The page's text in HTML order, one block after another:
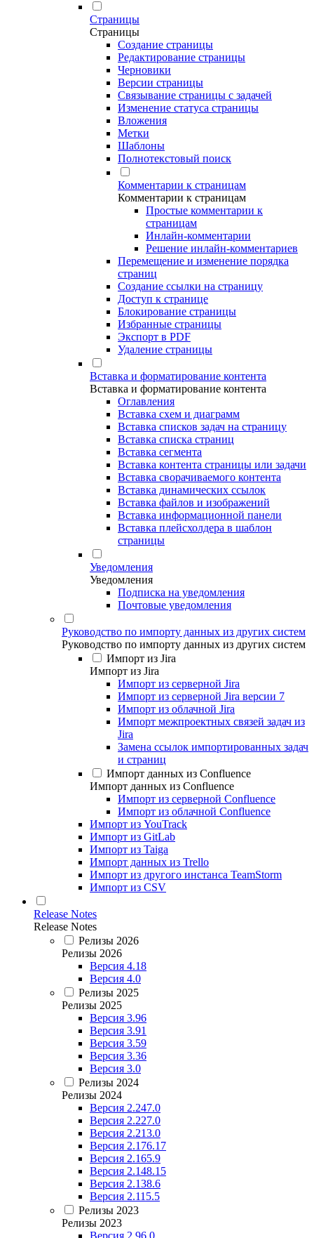
Страницы
Страницы
Создание страницы
Редактирование страницы
Черновики
Версии страницы
Связывание страницы с задачей
Изменение статуса страницы
Вложения
Метки
Шаблоны
Полнотекстовый поиск
Комментарии к страницам
Комментарии к страницам
Простые комментарии к
страницам
Инлайн-комментарии
Решение инлайн-комментариев
Перемещение и изменение порядка
страниц
Создание ссылки на страницу
Доступ к странице
Блокирование страницы
Избранные страницы
Экспорт в PDF
Удаление страницы
Вставка и форматирование контента
Вставка и форматирование контента
Оглавления
Вставка схем и диаграмм
Вставка списков задач на страницу
Вставка списка страниц
Вставка сегмента
Вставка контента страницы или задачи
Вставка сворачиваемого контента
Вставка динамических ссылок
Вставка файлов и изображений
Вставка информационной панели
Вставка плейсхолдера в шаблон
страницы
Уведомления
Уведомления
Подписка на уведомления
Почтовые уведомления
Руководство по импорту данных из других систем
Руководство по импорту данных из других систем
Импорт из Jira
Импорт из Jira
Импорт из серверной Jira
Импорт из серверной Jira версии 7
Импорт из облачной Jira
Импорт межпроектных связей задач из
Jira
Замена ссылок импортированных задач
и страниц
Импорт данных из Confluence
Импорт данных из Confluence
Импорт из серверной Confluence
Импорт из облачной Confluence
Импорт из YouTrack
Импорт из GitLab
Импорт из Taiga
Импорт данных из Trello
Импорт из другого инстанса TeamStorm
Импорт из CSV
Release Notes
Release Notes
Релизы 2026
Релизы 2026
Версия 4.18
Версия 4.0
Релизы 2025
Релизы 2025
Версия 3.96
Версия 3.91
Версия 3.59
Версия 3.36
Версия 3.0
Релизы 2024
Релизы 2024
Версия 2.247.0
Версия 2.227.0
Версия 2.213.0
Версия 2.176.17
Версия 2.165.9
Версия 2.148.15
Версия 2.138.6
Версия 2.115.5
Релизы 2023
Релизы 2023